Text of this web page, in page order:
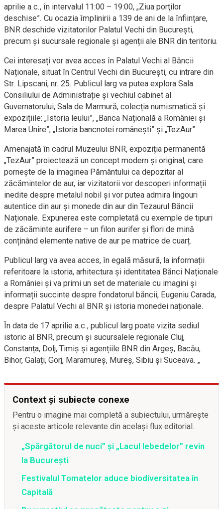
aprilie a.c., în intervalul 11:00 – 19:00, „Ziua porţilor
deschise”. Cu ocazia împlinirii a 139 de ani de la înființare,
BNR deschide vizitatorilor Palatul Vechi din București,
precum și sucursale regionale și agenții ale BNR din teritoriu.
Cei interesați vor avea acces în Palatul Vechi al Băncii
Naționale, situat în Centrul Vechi din București, cu intrare din
Str. Lipscani, nr. 25. Publicul larg va putea explora Sala
Consiliului de Administrație și vechiul cabinet al
Guvernatorului, Sala de Marmură, colecția numismatică și
expozițiile: „Istoria leului”, „Banca Națională a României și
Marea Unire”, „Istoria bancnotei românești” și „TezAur”.
Amenajată în cadrul Muzeului BNR, expoziția permanentă
„TezAur” proiectează un concept modern și original, care
pornește de la imaginea Pământului ca depozitar al
zăcămintelor de aur, iar vizitatorii vor descoperi informații
inedite despre metalul nobil și vor putea admira lingouri
autentice din aur și monede din aur din Tezaurul Băncii
Naționale. Expunerea este completată cu exemple de tipuri
de zăcăminte aurifere – un filon aurifer și flori de mină
conținând elemente native de aur pe matrice de cuarț.
Publicul larg va avea acces, în egală măsură, la informații
referitoare la istoria, arhitectura şi identitatea Bănci Naționale
a României și va primi un set de materiale cu imagini și
informații succinte despre fondatorul băncii, Eugeniu Carada,
despre Palatul Vechi al BNR și istoria monedei naționale.
În data de 17 aprilie a.c., publicul larg poate vizita sediul
istoric al BNR, precum și sucursalele regionale Cluj,
Constanța, Dolj, Timiș și agențiile BNR din Argeș, Bacău,
Bihor, Galați, Gorj, Maramureș, Mureș, Sibiu și Suceava. „
Context și subiecte conexe
Pentru o imagine mai completă a subiectului, urmărește
și aceste articole relevante din același flux editorial.
„Spărgătorul de nuci” și „Lacul lebedelor” revin
la București
Festivalul Tomatelor aduce biodiversitatea în
Capitală